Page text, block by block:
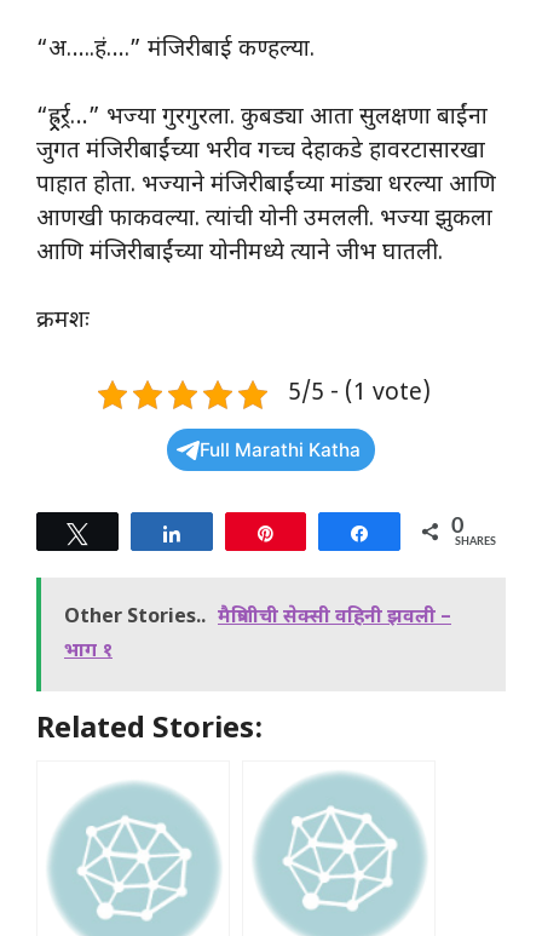
“अ…..हं….” मंजिरीबाई कण्हल्या.
“ह्र्र्रर्र्र…” भज्या गुरगुरला. कुबड्या आता सुलक्षणा बाईंना
जुगत मंजिरीबाईंच्या भरीव गच्च देहाकडे हावरटासारखा
पाहात होता. भज्याने मंजिरीबाईंच्या मांड्या धरल्या आणि
आणखी फाकवल्या. त्यांची योनी उमलली. भज्या झुकला
आणि मंजिरीबाईंच्या योनीमध्ये त्याने जीभ घातली.
क्रमशः
5/5 - (1 vote)
Full Marathi Katha
Share 0
SHARES
Other Stories.. मैत्रिणीची सेक्सी वहिनी झवली –
भाग १
Related Stories: